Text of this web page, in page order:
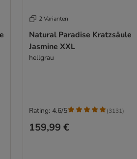
2 Varianten
Natural Paradise Kratzsäule
Jasmine XXL
hellgrau
159,99 €
Rating: 4.6/5 (3131)